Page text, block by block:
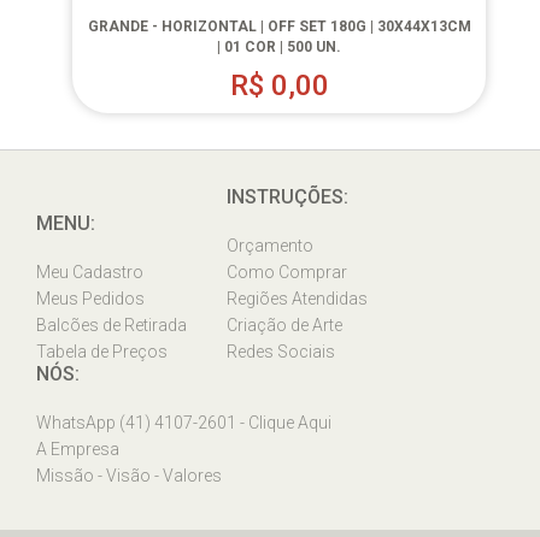
GRANDE - HORIZONTAL | OFF SET 180G | 30X44X13CM
| 01 COR | 500 UN.
R$ 0,00
MENU:
Meu Cadastro
Meus Pedidos
Balcões de Retirada
Tabela de Preços
INSTRUÇÕES:
Orçamento
Como Comprar
Regiões Atendidas
Criação de Arte
Redes Sociais
NÓS:
WhatsApp (41) 4107-2601 - Clique Aqui
A Empresa
Missão - Visão - Valores